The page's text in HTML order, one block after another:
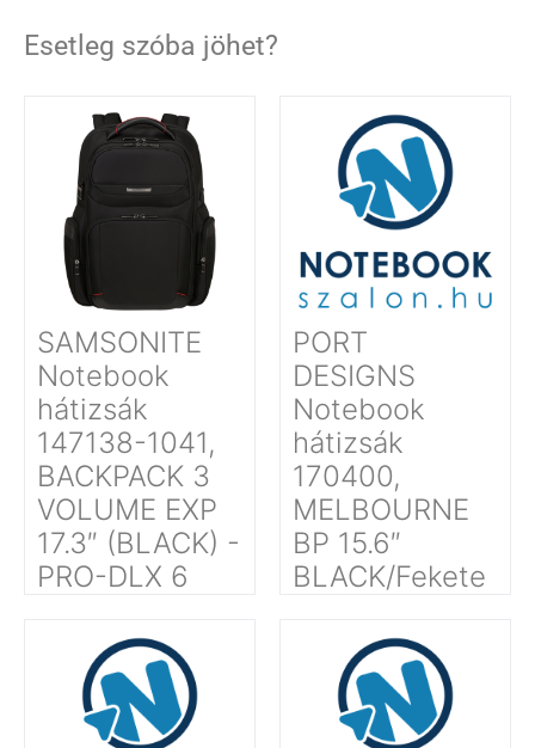
Esetleg szóba jöhet?
SAMSONITE
Notebook
hátizsák
147138-1041,
BACKPACK 3
VOLUME EXP
17.3″ (BLACK) -
PRO-DLX 6
PORT
DESIGNS
Notebook
hátizsák
170400,
MELBOURNE
BP 15.6″
BLACK/Fekete